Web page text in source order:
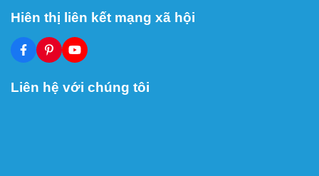
Hiên thị liên kết mạng xã hội
Liên hệ với chúng tôi